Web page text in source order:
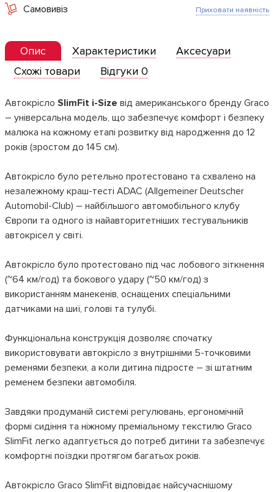
Самовивіз Приховати наявність
Опис Характеристики
Аксесуари
Схожі товари
Відгуки 0
Автокрісло SlimFit i-Size від американського бренду Graco
– універсальна модель, що забезпечує комфорт і безпеку
малюка на кожному етапі розвитку від народження до 12
років (зростом до 145 см).
Автокрісло було ретельно протестовано та схвалено на
незалежному краш-тесті ADAC (Allgemeiner Deutscher
Automobil-Club) – найбільшого автомобільного клубу
Європи та одного із найавторитетніших тестувальників
автокрісел у світі.
Автокрісло було протестовано під час лобового зіткнення
(~64 км/год) та бокового удару (~50 км/год) з
використанням манекенів, оснащених спеціальними
датчиками на шиї, голові та тулубі.
Функціональна конструкція дозволяє спочатку
використовувати автокрісло з внутрішніми 5-точковими
ременями безпеки, а коли дитина підросте – зі штатним
ременем безпеки автомобіля.
Завдяки продуманій системі регулювань, ергономічній
формі сидіння та ніжному преміальному текстилю Graco
SlimFit легко адаптується до потреб дитини та забезпечує
комфортні поїздки протягом багатьох років.
Автокрісло Graco SlimFit відповідає найсучаснішому